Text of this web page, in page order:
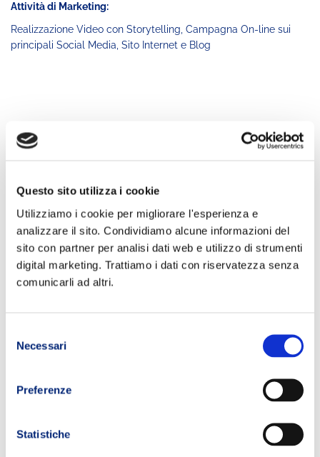
Questo sito utilizza i cookie
Utilizziamo i cookie per migliorare l'esperienza e
analizzare il sito. Condividiamo alcune informazioni del
sito con partner per analisi dati web e utilizzo di strumenti
digital marketing. Trattiamo i dati con riservatezza senza
comunicarli ad altri.
delNecessari
Preferenze
Statistiche
Attività di Marketing:
Realizzazione Video con Storytelling, Campagna On-line sui
principali Social Media, Sito Internet e Blog
Cliente:
Sahara Organization (RSO), TRM
TransPyrenea Extreme